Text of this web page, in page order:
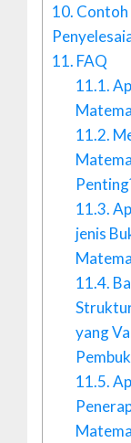
10. Contoh
11. FAQ
11.1.
11.2.
11.3.
jenis
11.4.
yang
11.5.